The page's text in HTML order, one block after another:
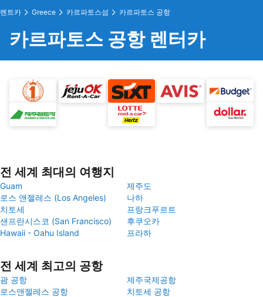
렌트카 Greece 카르파토스섬 카르파토스 공항
카르파토스 공항 렌터카
전 세계 최대의 여행지
Guam
제주도
로스 앤젤레스 (Los Angeles)
나하
치토세
프랑크푸르트
샌프란시스코 (San Francisco)
후쿠오카
Hawaii - Oahu Island
프라하
전 세계 최고의 공항
괌 공항
제주국제공항
로스앤젤레스 공항
치토세 공항